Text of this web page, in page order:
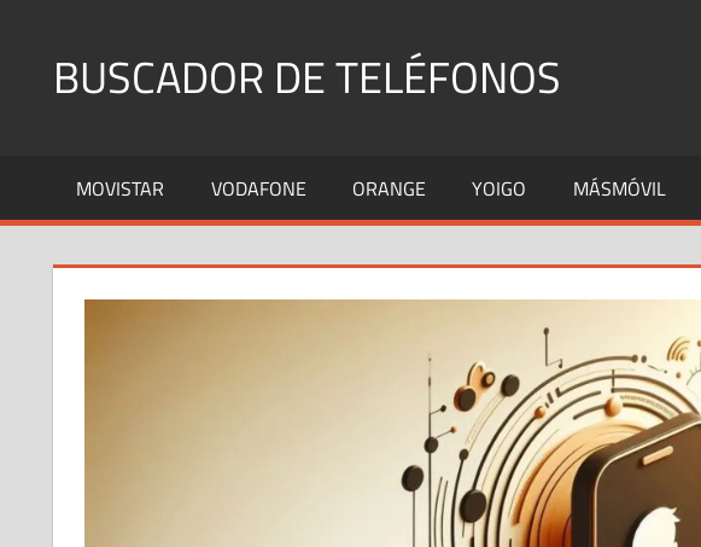
contenidoBUSCADOR DE TELÉFONOS
Fijos
y
MOVISTAR VODAFONE ORANGE YOIGO MÁSMÓVIL